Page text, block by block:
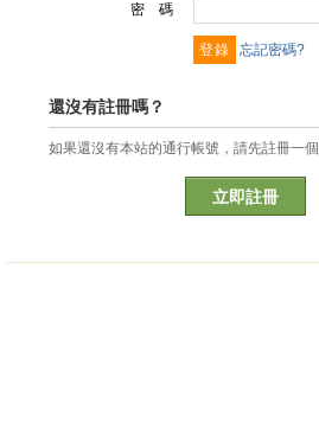
密 碼
忘記密碼?
還沒有註冊嗎？
如果還沒有本站的通行帳號，請先註冊一個
立即註冊